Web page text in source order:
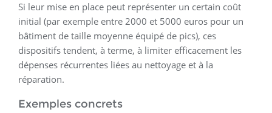
Si leur mise en place peut représenter un certain coût
initial (par exemple entre 2000 et 5000 euros pour un
bâtiment de taille moyenne équipé de pics), ces
dispositifs tendent, à terme, à limiter efficacement les
dépenses récurrentes liées au nettoyage et à la
réparation.
Exemples concrets